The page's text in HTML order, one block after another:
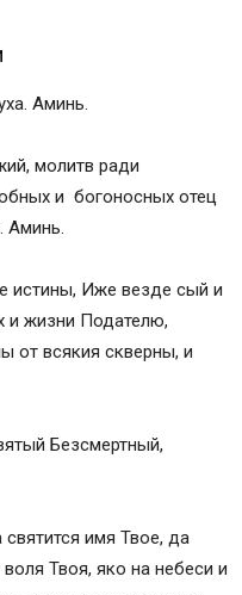
Аминь.
молитв ради
и богоносных отец
Аминь.
истины, Иже везде сый и
и жизни Подателю,
от всякия скверны, и
Безсмертный,
имя Твое, да
Твоя, яко на небеси и